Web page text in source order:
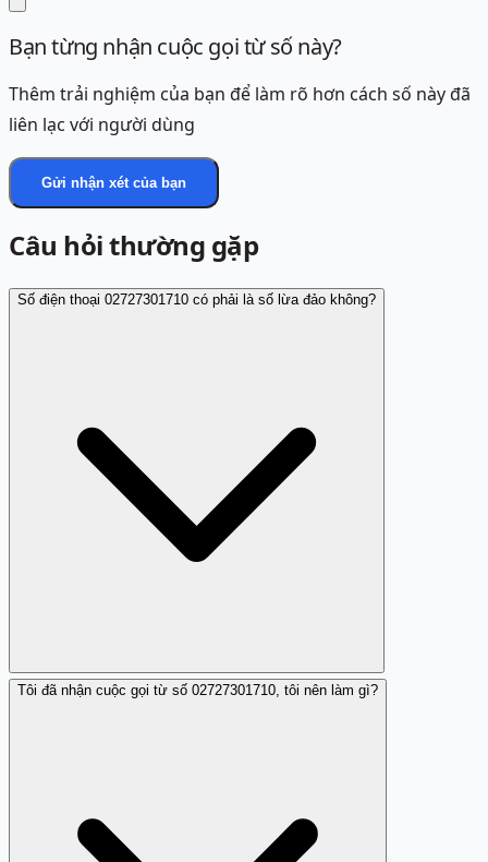
Bạn từng nhận cuộc gọi từ số này?
Thêm trải nghiệm của bạn để làm rõ hơn cách số này đã
liên lạc với người dùng
Gửi nhận xét của bạn
Câu hỏi thường gặp
Số điện thoại 02727301710 có phải là số lừa đảo không?
Có, số điện thoại 02727301710 đã được báo cáo là lừa
Tôi đã nhận cuộc gọi từ số 02727301710, tôi nên làm gì?